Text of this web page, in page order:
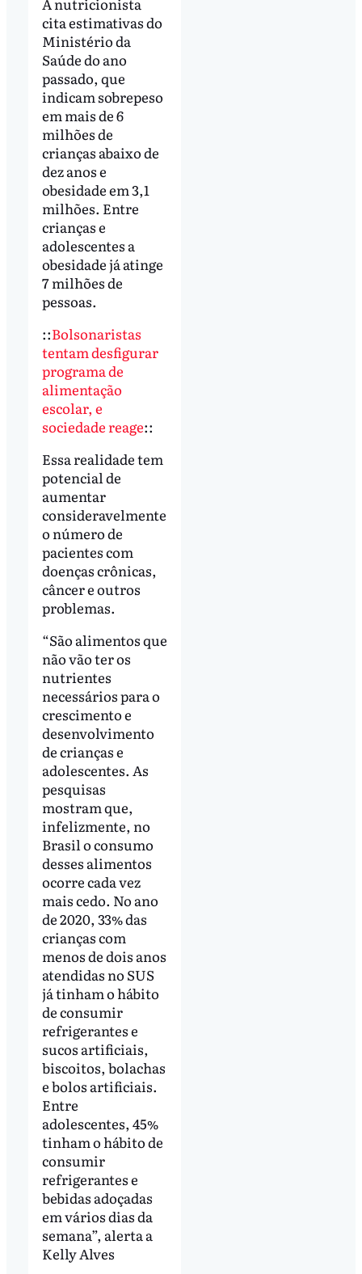
cita estimativas do
Ministério da
Saúde do ano
passado, que
indicam sobrepeso
em mais de 6
milhões de
crianças abaixo de
dez anos e
obesidade em 3,1
milhões. Entre
crianças e
adolescentes a
obesidade já atinge
7 milhões de
pessoas.
::Bolsonaristas
tentam desfigurar
programa de
alimentação
escolar, e
sociedade reage::
Essa realidade tem
potencial de
aumentar
consideravelmente
o número de
pacientes com
doenças crônicas,
câncer e outros
problemas.
“São alimentos que
não vão ter os
nutrientes
necessários para o
crescimento e
desenvolvimento
de crianças e
adolescentes. As
pesquisas
mostram que,
infelizmente, no
Brasil o consumo
desses alimentos
ocorre cada vez
mais cedo. No ano
de 2020, 33% das
crianças com
menos de dois anos
atendidas no SUS
já tinham o hábito
de consumir
refrigerantes e
sucos artificiais,
biscoitos, bolachas
e bolos artificiais.
Entre
adolescentes, 45%
tinham o hábito de
consumir
refrigerantes e
bebidas adoçadas
em vários dias da
semana”, alerta a
Kelly Alves